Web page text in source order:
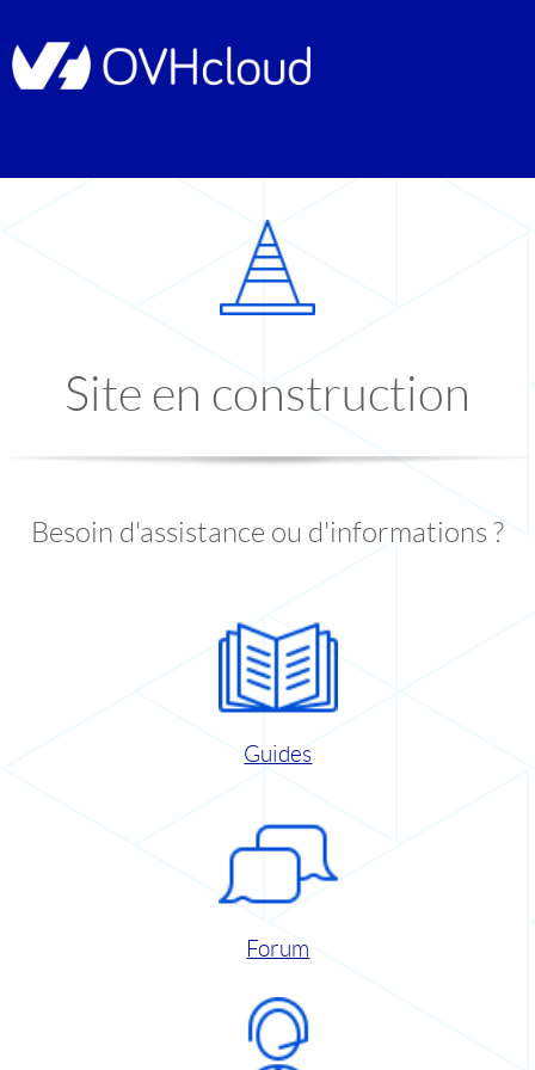
Site en construction
Besoin d'assistance ou d'informations ?
Guides
Forum